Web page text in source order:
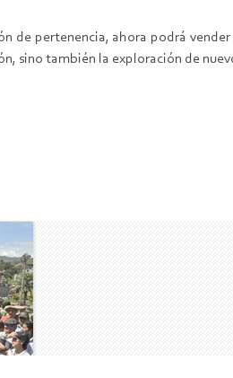
de pertenencia, ahora podrá
sino también la exploración de